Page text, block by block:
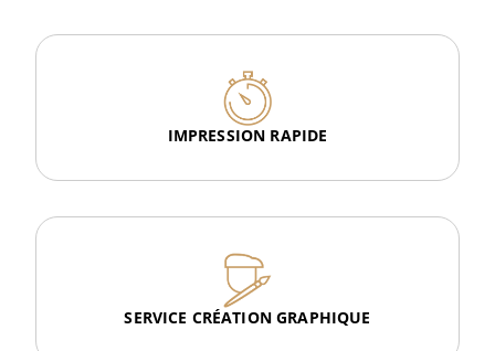
IMPRESSION RAPIDE
SERVICE CRÉATION GRAPHIQUE